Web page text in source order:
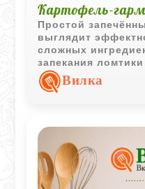
Картофель-
Простой
выглядит
сложных
запекания
пропитываются
покрываются
Вилка